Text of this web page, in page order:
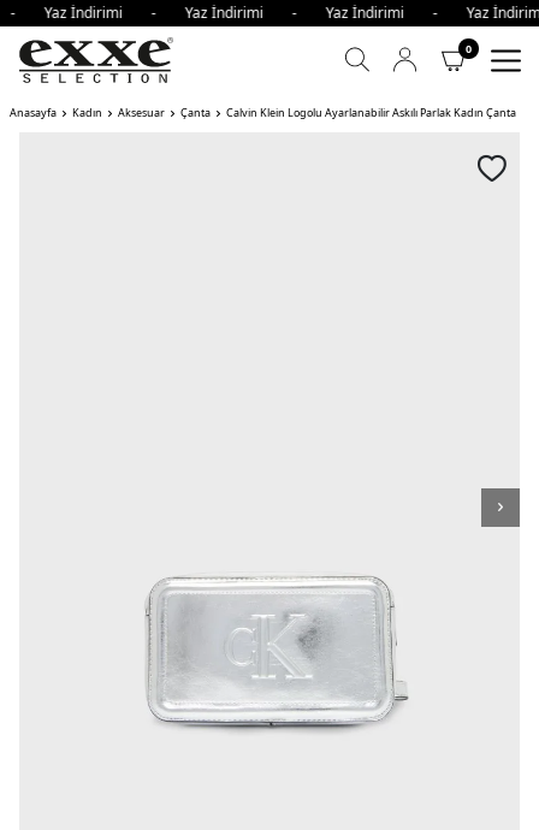
- Yaz İndirimi - Yaz İndirimi - Yaz İndirimi - Yaz
0
Anasayfa Kadın Aksesuar Çanta Calvin Klein Logolu Ayarlanabilir Askılı Parlak Kadın Çanta